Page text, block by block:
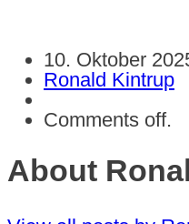
10. Oktober
Ronald Kintrup
Comments off.
About